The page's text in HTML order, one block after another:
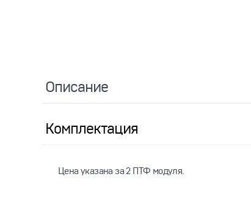
Описание
Комплектация
Цена указана за 2 ПТФ модуля.